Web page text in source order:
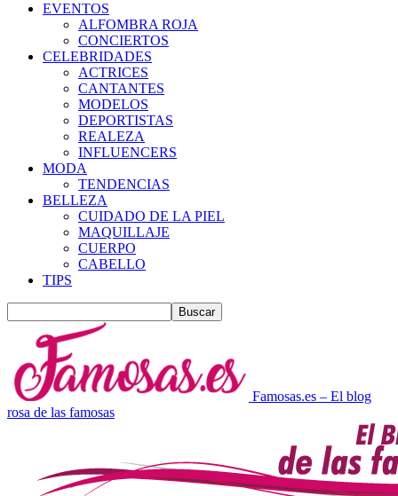
EVENTOS
ALFOMBRA ROJA
CONCIERTOS
CELEBRIDADES
ACTRICES
CANTANTES
MODELOS
DEPORTISTAS
REALEZA
INFLUENCERS
MODA
TENDENCIAS
BELLEZA
CUIDADO DE LA PIEL
MAQUILLAJE
CUERPO
CABELLO
TIPS
Famosas.es – El blog
rosa de las famosas